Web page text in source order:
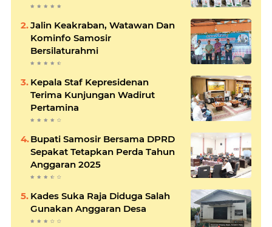
Jalin Keakraban, Watawan Dan
Kominfo Samosir
Bersilaturahmi
Kepala Staf Kepresidenan
Terima Kunjungan Wadirut
Pertamina
Bupati Samosir Bersama DPRD
Sepakat Tetapkan Perda Tahun
Anggaran 2025
Kades Suka Raja Diduga Salah
Gunakan Anggaran Desa